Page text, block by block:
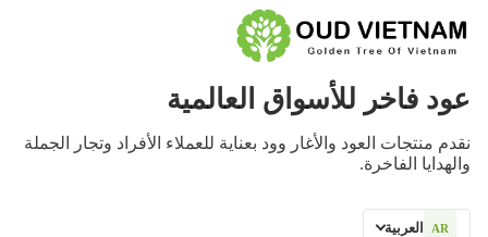
عود فاخر للأسواق العالمية
نقدم منتجات العود والأغار وود بعناية للعملاء الأفراد وتجار الجملة
والهدايا الفاخرة.
AR العربية